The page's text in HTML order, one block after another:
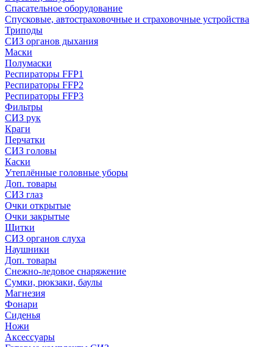
Спасательное оборудование
Спусковые, автостраховочные и страховочные устройства
Триподы
СИЗ органов дыхания
Маски
Полумаски
Респираторы FFP1
Респираторы FFP2
Респираторы FFP3
Фильтры
СИЗ рук
Краги
Перчатки
СИЗ головы
Каски
Утеплённые головные уборы
Доп. товары
СИЗ глаз
Очки открытые
Очки закрытые
Щитки
СИЗ органов слуха
Наушники
Доп. товары
Снежно-ледовое снаряжение
Сумки, рюкзаки, баулы
Магнезия
Фонари
Сиденья
Ножи
Аксессуары